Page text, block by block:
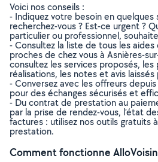
Voici nos conseils :
- Indiquez votre besoin en quelques
recherchez-vous ? Est-ce urgent ?
particulier ou professionnel,
- Consultez la liste de tous les
proches de chez vous à Asnières-
consultez les services proposés,
réalisations, les notes et avis
- Conversez avec les offreurs
pour des échanges sécurisés et
- Du contrat de prestation au
par la prise de rendez-vous, l’état
factures : utilisez nos outils gratuits
prestation.
Comment fonctionne